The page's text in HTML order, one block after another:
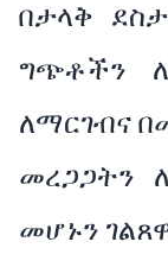
በታላቅ
ግጭቶችን
ለማርገብና
መረጋጋትን
መሆኑን